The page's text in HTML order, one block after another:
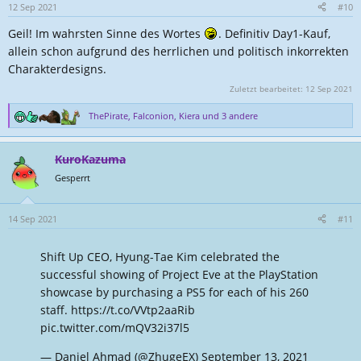
n
e
n
:
12 Sep 2021 #10
Geil! Im wahrsten Sinne des Wortes
. Definitiv Day1-Kauf,
allein schon aufgrund des herrlichen und politisch inkorrekten
Charakterdesigns.
Zuletzt bearbeitet: 12 Sep 2021
R
e
k
t
i
o
n
ThePirate Falconion Kiera und 3 andere
KuroKazuma
Gesperrt
14 Sep 2021 #11
Shift Up CEO, Hyung-Tae Kim celebrated the
successful showing of Project Eve at the PlayStation
showcase by purchasing a PS5 for each of his 260
staff. https://t.co/VVtp2aaRib
pic.twitter.com/mQV32i37l5
— Daniel Ahmad (@ZhugeEX) September 13, 2021